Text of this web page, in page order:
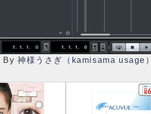
By 神様うさぎ（kamisama usage）